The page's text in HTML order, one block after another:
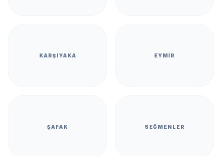
KARŞIYAKA EYMIR
ŞAFAK SEĞMENLER